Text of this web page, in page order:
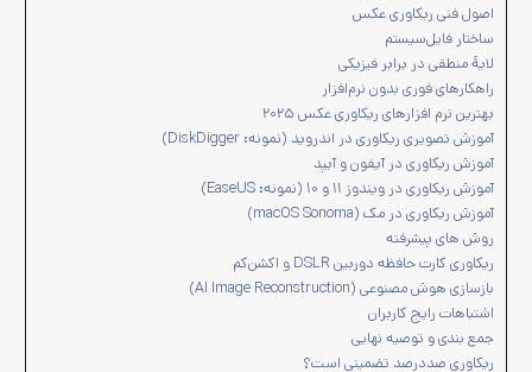
اصول فنی ریکاوری عکس
ساختار فایل‌سیستم
لایهٔ منطقی در برابر فیزیکی
راهکارهای فوری بدون نرم‌افزار
بهترین نرم‌ افزارهای ریکاوری عکس ۲۰۲۵
آموزش تصویری ریکاوری در اندروید (نمونه: DiskDigger)
آموزش ریکاوری در آیفون و آیپد
آموزش ریکاوری در ویندوز ۱۱ و ۱۰ (نمونه: EaseUS)
آموزش ریکاوری در مک (macOS Sonoma)
روش‌ های پیشرفته
ریکاوری کارت حافظه دوربین DSLR و اکشن‌کم
بازسازی هوش مصنوعی (AI Image Reconstruction)
اشتباهات رایج کاربران
جمع‌ بندی و توصیه نهایی
ریکاوری صددرصد تضمینی است؟